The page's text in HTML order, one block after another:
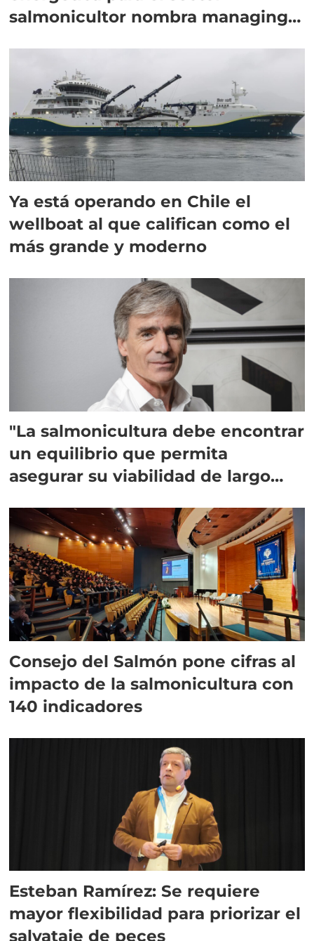
salmonicultor nombra managing
Ya está operando en Chile el
wellboat al que califican como el
más grande y moderno
"La salmonicultura debe encontrar
un equilibrio que permita
asegurar su viabilidad de largo
Consejo del Salmón pone cifras al
impacto de la salmonicultura con
140 indicadores
Esteban Ramírez: Se requiere
mayor flexibilidad para priorizar el
salvataje de peces